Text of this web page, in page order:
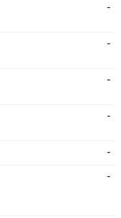
-
-
-
-
-
-